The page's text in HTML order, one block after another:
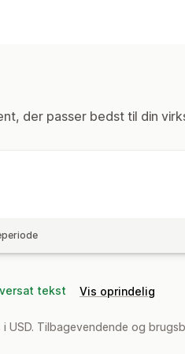
der passer bedst til din
tekst Vis oprindelig
USD. Tilbagevendende og